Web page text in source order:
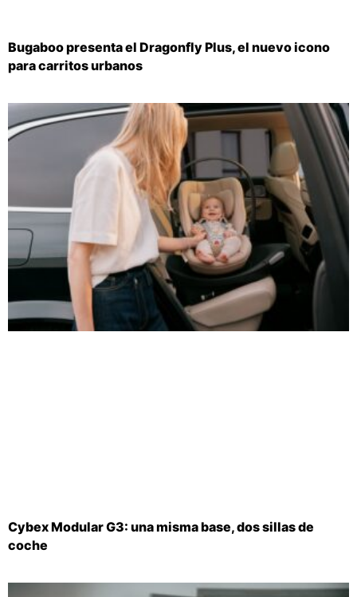
Bugaboo presenta el Dragonfly Plus, el nuevo icono
para carritos urbanos
Cybex Modular G3: una misma base, dos sillas de
coche